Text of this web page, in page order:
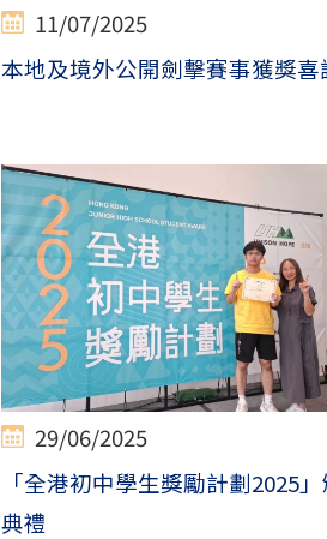
11/07/2025
本地及境外公開劍擊賽事獲獎喜
29/06/2025
「全港初中學生獎勵計劃2025
典禮